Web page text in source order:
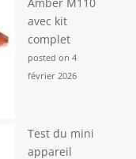
Amber M110
avec kit
complet
posted on 4
février 2026
Test du mini
appareil